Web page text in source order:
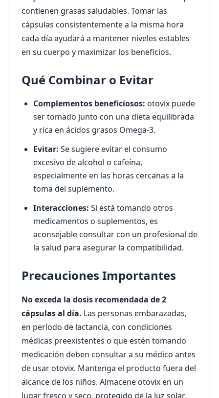
contienen grasas saludables. Tomar las
cápsulas consistentemente a la misma hora
cada día ayudará a mantener niveles estables
en su cuerpo y maximizar los beneficios.
Qué Combinar o Evitar
Complementos beneficiosos: otovix puede
ser tomado junto con una dieta equilibrada
y rica en ácidos grasos Omega-3.
Evitar: Se sugiere evitar el consumo
excesivo de alcohol o cafeína,
especialmente en las horas cercanas a la
toma del suplemento.
Interacciones: Si está tomando otros
medicamentos o suplementos, es
aconsejable consultar con un profesional de
la salud para asegurar la compatibilidad.
Precauciones Importantes
No exceda la dosis recomendada de 2
cápsulas al día. Las personas embarazadas,
en período de lactancia, con condiciones
médicas preexistentes o que estén tomando
medicación deben consultar a su médico antes
de usar otovix. Mantenga el producto fuera del
alcance de los niños. Almacene otovix en un
lugar fresco y seco, protegido de la luz solar